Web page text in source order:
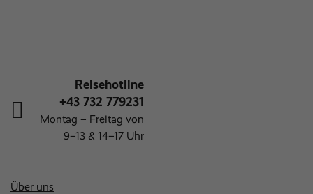
Über uns
Reisehotline
+43 732 779231
Montag – Freitag von
9–13 & 14–17 Uhr